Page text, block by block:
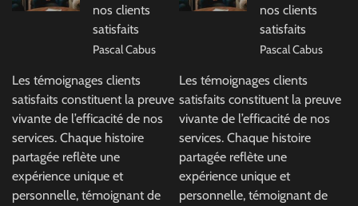
nos clients
satisfaits
Pascal Cabus
Les témoignages clients
satisfaits constituent la preuve
vivante de l’efficacité de nos
services. Chaque histoire
partagée reflète une
expérience unique et
personnelle, témoignant de
nos clients
satisfaits
Pascal Cabus
Les témoignages clients
satisfaits constituent la preuve
vivante de l’efficacité de nos
services. Chaque histoire
partagée reflète une
expérience unique et
personnelle, témoignant de